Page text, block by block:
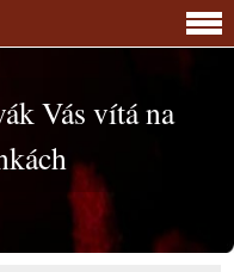
Vás vítá na